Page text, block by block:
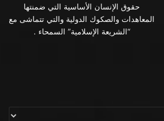
حقوق الإنسان الأساسية التي ضمنتها
المعاهدات والصكوك الدولية والتي تتماشى مع
“الشريعة الإسلامية” السمحاء .